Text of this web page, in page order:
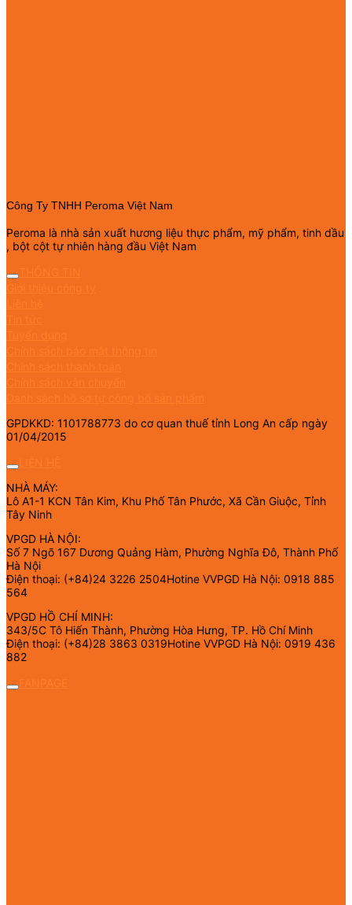
Công Ty TNHH Peroma Việt Nam
Peroma là nhà sản xuất hương liệu thực phẩm, mỹ phẩm, tinh dầu
, bột cột tự nhiên hàng đầu Việt Nam
GPDKKD: 1101788773 do cơ quan thuế tỉnh Long An cấp ngày
01/04/2015
NHÀ MÁY:
Lô A1-1 KCN Tân Kim, Khu Phố Tân Phước, Xã Cần Giuộc, Tỉnh
Tây Ninh
VPGD HÀ NỘI:
Số 7 Ngõ 167 Dương Quảng Hàm, Phường Nghĩa Đô, Thành Phố
Hà Nội
Điện thoại: (+84)24 3226 2504Hotine VVPGD Hà Nội: 0918 885
564
VPGD HỒ CHÍ MINH:
343/5C Tô Hiến Thành, Phường Hòa Hưng, TP. Hồ Chí Minh
Điện thoại: (+84)28 3863 0319Hotine VVPGD Hà Nội: 0919 436
882